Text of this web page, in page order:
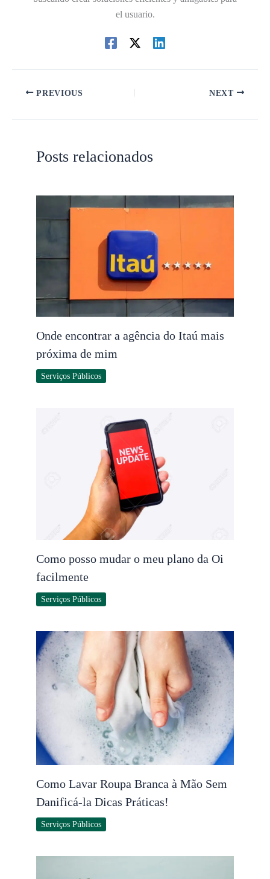
el usuario.
PREVIOUS NEXT
Posts relacionados
Onde encontrar a agência do Itaú mais
próxima de mim
Serviços Públicos
Como posso mudar o meu plano da Oi
facilmente
Serviços Públicos
Como Lavar Roupa Branca à Mão Sem
Danificá-la Dicas Práticas!
Serviços Públicos